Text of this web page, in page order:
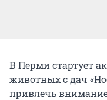
В Перми стартует
животных с дач
привлечь